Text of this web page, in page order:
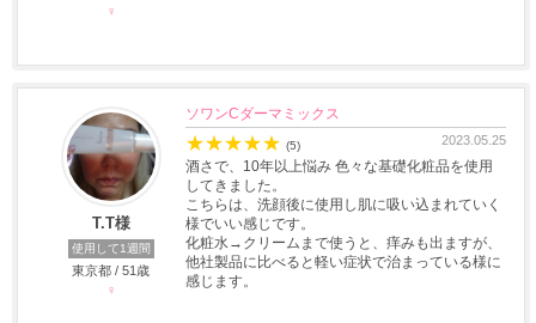
♀
T.T様
使用して1週間
東京都 / 51歳
♀
ソワンCダーマミックス
★★★★★ (5) 2023.05.25
酒さで、10年以上悩み 色々な基礎化粧品を使用
してきました。
こちらは、洗顔後に使用し肌に吸い込まれていく
様でいい感じです。
化粧水→クリームまで使うと、痒みも出ますが、
他社製品に比べると軽い症状で治まっている様に
感じます。